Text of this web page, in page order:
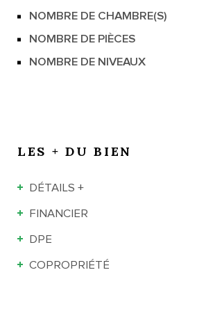
NOMBRE DE CHAMBRE(S)
NOMBRE DE PIÈCES
NOMBRE DE NIVEAUX
LES + DU BIEN
DÉTAILS +
FINANCIER
DPE
COPROPRIÉTÉ